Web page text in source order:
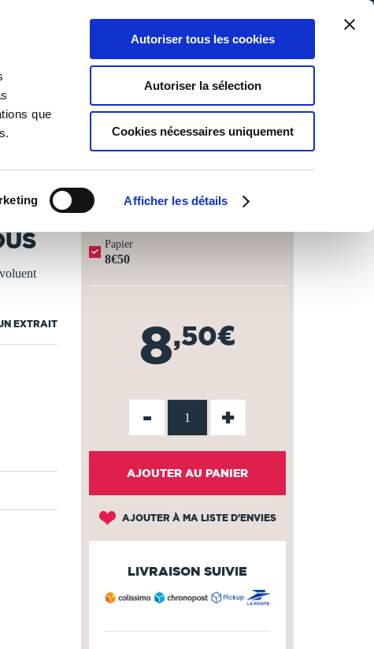
que
Afficher les détails
Autoriser tous les cookies
Autoriser la sélection
Cookies nécessaires uniquement
0
Panier
0
Ma liste
Connexion
JOURS OUVRÉS ⏱️
EXTRAIT
Papier
8€50
8,50€
- +
AJOUTER AU PANIER
AJOUTER À MA LISTE D'ENVIES
LIVRAISON SUIVIE